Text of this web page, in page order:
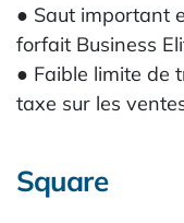
● Saut important
forfait Business
● Faible limite de
taxe sur les
Square